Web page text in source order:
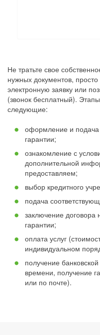
Не тратьте свое
нужных документов,
электронную заявку или
(звонок бесплатный).
следующие:
оформление и подача
гарантии;
ознакомление с
дополнительной
предоставляем;
выбор кредитного
подача
заключение договора
гарантии;
оплата услуг
индивидуальном
получение
времени, получение
или по почте).